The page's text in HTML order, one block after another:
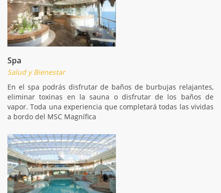
Spa
Salud y Bienestar
En el spa podrás disfrutar de baños de burbujas relajantes,
eliminar toxinas en la sauna o disfrutar de los baños de
vapor. Toda una experiencia que completará todas las vividas
a bordo del MSC Magnífica